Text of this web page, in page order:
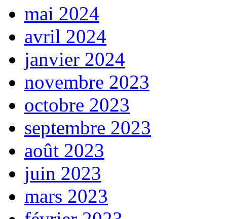
mai 2024
avril 2024
janvier 2024
novembre 2023
octobre 2023
septembre 2023
août 2023
juin 2023
mars 2023